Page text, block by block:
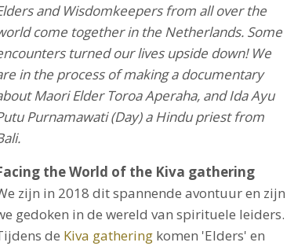
and Wisdomkeepers from all over the
come together in the Netherlands. Some
turned our lives upside down! We
in the process of making a documentary
Maori Elder Toroa Aperaha, and Ida Ayu
Purnamawati (Day) a Hindu priest from
the World of the Kiva gathering
zijn in 2018 dit spannende avontuur en zijn
gedoken in de wereld van spirituele leiders.
de Kiva gathering komen 'Elders' en